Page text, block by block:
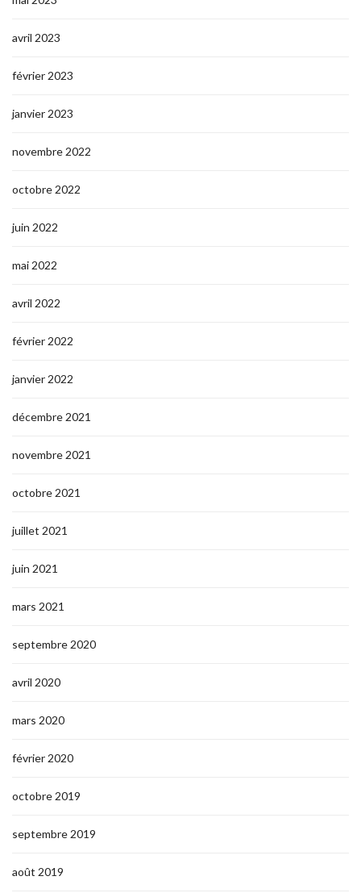
avril 2023
février 2023
janvier 2023
novembre 2022
octobre 2022
juin 2022
mai 2022
avril 2022
février 2022
janvier 2022
décembre 2021
novembre 2021
octobre 2021
juillet 2021
juin 2021
mars 2021
septembre 2020
avril 2020
mars 2020
février 2020
octobre 2019
septembre 2019
août 2019